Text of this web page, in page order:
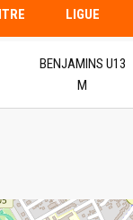
LIGUE
BENJAMINS U13
M